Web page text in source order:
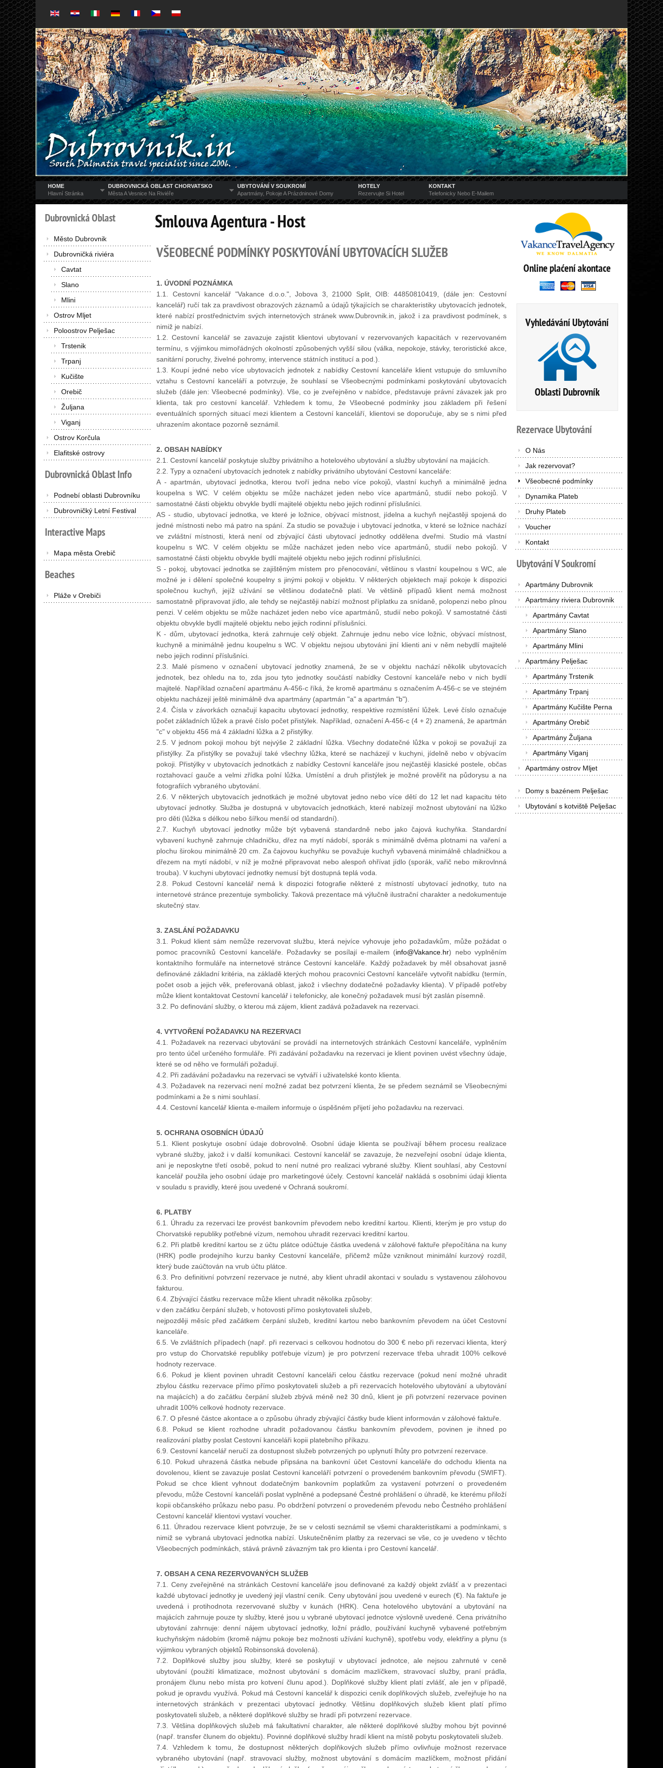
HOME
Hlavní Stránka
DUBROVNICKÁ OBLAST CHORVATSKO
Města A Vesnice Na Riviéře
UBYTOVÁNÍ V SOUKROMÍ
Apartmány, Pokoje A Prázdninové Domy
HOTELY
Rezervujte Si Hotel
KONTAKT
Telefonicky Nebo E-Mailem
DubrovnickáOblast
Město Dubrovnik
Dubrovničká riviéra
Cavtat
Slano
Mlini
Ostrov Mljet
Poloostrov Pelješac
Trstenik
Trpanj
Kučište
Orebič
Žuljana
Viganj
Ostrov Korčula
Elafitské ostrovy
DubrovnickáOblastInfo
Podnebí oblasti Dubrovníku
Dubrovničký Letní Festival
InteractiveMaps
Mapa města Orebič
Beaches
Pláže v Orebiči
Smlouva Agentura - Host
VŠEOBECNÉ PODMÍNKY POSKYTOVÁNÍ UBYTOVACÍCH SLUŽEB
1. ÚVODNÍ POZNÁMKA
1.1. Cestovní kancelář "Vakance d.o.o.", Jobova 3, 21000 Split, OIB: 44850810419, (dále jen: Cestovní
kancelář) ručí tak za pravdivost obrazových záznamů a údajů týkajících se charakteristiky ubytovacích jednotek,
které nabízí prostřednictvím svých internetových stránek www.Dubrovnik.in, jakož i za pravdivost podmínek, s
nimiž je nabízí.
1.2. Cestovní kancelář se zavazuje zajistit klientovi ubytovaní v rezervovaných kapacitách v rezervovaném
termínu, s výjimkou mimořádných okolností způsobených vyšší silou (válka, nepokoje, stávky, teroristické akce,
sanitární poruchy, živelné pohromy, intervence státních institucí a pod.).
1.3. Koupí jedné nebo více ubytovacích jednotek z nabídky Cestovní kanceláře klient vstupuje do smluvního
vztahu s Cestovní kanceláří a potvrzuje, že souhlasí se Všeobecnými podmínkami poskytování ubytovacích
služeb (dále jen: Všeobecné podmínky). Vše, co je zveřejněno v nabídce, představuje právní závazek jak pro
klienta, tak pro cestovní kancelář. Vzhledem k tomu, že Všeobecné podmínky jsou základem při řešení
eventuálních sporných situací mezi klientem a Cestovní kanceláří, klientovi se doporučuje, aby se s nimi před
uhrazením akontace pozorně seznámil.
2. OBSAH NABÍDKY
2.1. Cestovní kancelář poskytuje služby privátního a hotelového ubytování a služby ubytování na majácích.
2.2. Typy a označení ubytovacích jednotek z nabídky privátního ubytování Cestovní kanceláře:
A - apartmán, ubytovací jednotka, kterou tvoří jedna nebo více pokojů, vlastní kuchyň a minimálně jedna
koupelna s WC. V celém objektu se může nacházet jeden nebo více apartmánů, studií nebo pokojů. V
samostatné části objektu obvykle bydlí majitelé objektu nebo jejich rodinní příslušníci.
AS - studio, ubytovací jednotka, ve které je ložnice, obývací místnost, jídelna a kuchyň nejčastěji spojená do
jedné místnosti nebo má patro na spání. Za studio se považuje i ubytovací jednotka, v které se ložnice nachází
ve zvláštní místnosti, která není od zbývající části ubytovací jednotky oddělena dveřmi. Studio má vlastní
koupelnu s WC. V celém objektu se může nacházet jeden nebo více apartmánů, studií nebo pokojů. V
samostatné části objektu obvykle bydlí majitelé objektu nebo jejich rodinní příslušníci.
S - pokoj, ubytovací jednotka se zajištěným místem pro přenocování, většinou s vlastní koupelnou s WC, ale
možné je i dělení společné koupelny s jinými pokoji v objektu. V některých objektech mají pokoje k dispozici
společnou kuchyň, jejíž užívání se většinou dodatečně platí. Ve většině případů klient nemá možnost
samostatně připravovat jídlo, ale tehdy se nejčastěji nabízí možnost příplatku za snídaně, polopenzi nebo plnou
penzi. V celém objektu se může nacházet jeden nebo více apartmánů, studií nebo pokojů. V samostatné části
objektu obvykle bydlí majitelé objektu nebo jejich rodinní příslušníci.
K - dům, ubytovací jednotka, která zahrnuje celý objekt. Zahrnuje jednu nebo více ložnic, obývací místnost,
kuchyně a minimálně jednu koupelnu s WC. V objektu nejsou ubytováni jiní klienti ani v něm nebydlí majitelé
nebo jejich rodinní příslušníci.
2.3. Malé písmeno v označení ubytovací jednotky znamená, že se v objektu nachází několik ubytovacích
jednotek, bez ohledu na to, zda jsou tyto jednotky součástí nabídky Cestovní kanceláře nebo v nich bydlí
majitelé. Například označení apartmánu A-456-c říká, že kromě apartmánu s označením A-456-c se ve stejném
objektu nacházejí ještě minimálně dva apartmány (apartmán "a" a apartmán "b").
2.4. Čísla v závorkách označují kapacitu ubytovací jednotky, respektive rozmístění lůžek. Levé číslo označuje
počet základních lůžek a pravé číslo počet přistýlek. Například, označení A-456-c (4 + 2) znamená, že apartmán
"c" v objektu 456 má 4 základní lůžka a 2 přistýlky.
2.5. V jednom pokoji mohou být nejvýše 2 základní lůžka. Všechny dodatečné lůžka v pokoji se považují za
přistýlky. Za přistýlky se považují také všechny lůžka, které se nacházejí v kuchyni, jídelně nebo v obývacím
pokoji. Přistýlky v ubytovacích jednotkách z nabídky Cestovní kanceláře jsou nejčastěji klasické postele, občas
roztahovací gauče a velmi zřídka polní lůžka. Umístění a druh přistýlek je možné prověřit na půdorysu a na
fotografiích vybraného ubytování.
2.6. V některých ubytovacích jednotkách je možné ubytovat jedno nebo více dětí do 12 let nad kapacitu této
ubytovací jednotky. Služba je dostupná v ubytovacích jednotkách, které nabízejí možnost ubytování na lůžko
pro děti (lůžka s délkou nebo šířkou menší od standardní).
2.7. Kuchyň ubytovací jednotky může být vybavená standardně nebo jako čajová kuchyňka. Standardní
vybavení kuchyně zahrnuje chladničku, dřez na mytí nádobí, sporák s minimálně dvěma plotnami na vaření a
plochu širokou minimálně 20 cm. Za čajovou kuchyňku se považuje kuchyň vybavená minimálně chladničkou a
dřezem na mytí nádobí, v níž je možné připravovat nebo alespoň ohřívat jídlo (sporák, vařič nebo mikrovlnná
trouba). V kuchyni ubytovací jednotky nemusí být dostupná teplá voda.
2.8. Pokud Cestovní kancelář nemá k dispozici fotografie některé z místností ubytovací jednotky, tuto na
internetové stránce prezentuje symbolicky. Taková prezentace má výlučně ilustrační charakter a nedokumentuje
skutečný stav.
3. ZASLÁNÍ POŽADAVKU
3.1. Pokud klient sám nemůže rezervovat službu, která nejvíce vyhovuje jeho požadavkům, může požádat o
pomoc pracovníků Cestovní kanceláře. Požadavky se posílají e-mailem (info@Vakance.hr) nebo vyplněním
kontaktního formuláře na internetové stránce Cestovní kanceláře. Každý požadavek by měl obsahovat jasně
definováné základní kritéria, na základě kterých mohou pracovníci Cestovní kanceláře vytvořit nabídku (termín,
počet osob a jejich věk, preferovaná oblast, jakož i všechny dodatečné požadavky klienta). V případě potřeby
může klient kontaktovat Cestovní kancelář i telefonicky, ale konečný požadavek musí být zaslán písemně.
3.2. Po definování služby, o kterou má zájem, klient zadává požadavek na rezervaci.
4. VYTVOŘENÍ POŽADAVKU NA REZERVACI
4.1. Požadavek na rezervaci ubytování se provádí na internetových stránkách Cestovní kanceláře, vyplněním
pro tento účel určeného formuláře. Při zadávání požadavku na rezervaci je klient povinen uvést všechny údaje,
které se od něho ve formuláři požadují.
4.2. Při zadávání požadavku na rezervaci se vytváří i uživatelské konto klienta.
4.3. Požadavek na rezervaci není možné zadat bez potvrzení klienta, že se předem seznámil se Všeobecnými
podmínkami a že s nimi souhlasí.
4.4. Cestovní kancelář klienta e-mailem informuje o úspěšném přijetí jeho požadavku na rezervaci.
5. OCHRANA OSOBNÍCH ÚDAJŮ
5.1. Klient poskytuje osobní údaje dobrovolně. Osobní údaje klienta se používají během procesu realizace
vybrané služby, jakož i v další komunikaci. Cestovní kancelář se zavazuje, že nezveřejní osobní údaje klienta,
ani je neposkytne třetí osobě, pokud to není nutné pro realizaci vybrané služby. Klient souhlasí, aby Cestovní
kancelář použila jeho osobní údaje pro marketingové účely. Cestovní kancelář nakládá s osobními údaji klienta
v souladu s pravidly, které jsou uvedené v Ochraná soukromí.
6. PLATBY
6.1. Úhradu za rezervaci lze provést bankovním převodem nebo kreditní kartou. Klienti, kterým je pro vstup do
Chorvatské republiky potřebné vízum, nemohou uhradit rezervaci kreditní kartou.
6.2. Při platbě kreditní kartou se z účtu plátce odúčtuje částka uvedená v zálohové faktuře přepočítána na kuny
(HRK) podle prodejního kurzu banky Cestovní kanceláře, přičemž může vzniknout minimální kurzový rozdíl,
který bude zaúčtován na vrub účtu plátce.
6.3. Pro definitivní potvrzení rezervace je nutné, aby klient uhradil akontaci v souladu s vystavenou zálohovou
fakturou.
6.4. Zbývající částku rezervace může klient uhradit několika způsoby:
v den začátku čerpání služeb, v hotovosti přímo poskytovateli služeb,
nejpozději měsíc před začátkem čerpání služeb, kreditní kartou nebo bankovním převodem na účet Cestovní
kanceláře.
6.5. Ve zvláštních případech (např. při rezervaci s celkovou hodnotou do 300 € nebo při rezervaci klienta, který
pro vstup do Chorvatské republiky potřebuje vízum) je pro potvrzení rezervace třeba uhradit 100% celkové
hodnoty rezervace.
6.6. Pokud je klient povinen uhradit Cestovní kanceláři celou částku rezervace (pokud není možné uhradit
zbylou částku rezervace přímo přímo poskytovateli služeb a při rezervacích hotelového ubytování a ubytování
na majácích) a do začátku čerpání služeb zbývá méně než 30 dnů, klient je při potvrzení rezervace povinen
uhradit 100% celkové hodnoty rezervace.
6.7. O přesné částce akontace a o způsobu úhrady zbývající částky bude klient informován v zálohové faktuře.
6.8. Pokud se klient rozhodne uhradit požadovanou částku bankovním převodem, povinen je ihned po
realizování platby poslat Cestovní kanceláři kopii platebního příkazu.
6.9. Cestovní kancelář neručí za dostupnost služeb potvrzených po uplynutí lhůty pro potvrzení rezervace.
6.10. Pokud uhrazená částka nebude připsána na bankovní účet Cestovní kanceláře do odchodu klienta na
dovolenou, klient se zavazuje poslat Cestovní kanceláří potvrzení o provedeném bankovním převodu (SWIFT).
Pokud se chce klient vyhnout dodatečným bankovním poplatkům za vystavení potvrzení o provedeném
převodu, může Cestovní kanceláři poslat vyplněné a podepsané Čestné prohlášení o úhradě, ke kterému přiloží
kopii občanského průkazu nebo pasu. Po obdržení potvrzení o provedeném převodu nebo Čestného prohlášení
Cestovní kancelář klientovi vystaví voucher.
6.11. Úhradou rezervace klient potvrzuje, že se v celosti seznámil se všemi charakteristikami a podmínkami, s
nimiž se vybraná ubytovací jednotka nabízí. Uskutečněním platby za rezervaci se vše, co je uvedeno v těchto
Všeobecných podmínkách, stává právně závazným tak pro klienta i pro Cestovní kancelář.
7. OBSAH A CENA REZERVOVANÝCH SLUŽEB
7.1. Ceny zveřejněné na stránkách Cestovní kanceláře jsou definované za každý objekt zvlášť a v prezentaci
každé ubytovací jednotky je uvedený její vlastní ceník. Ceny ubytování jsou uvedené v eurech (€). Na faktuře je
uvedená i protihodnota rezervované služby v kunách (HRK). Cena hotelového ubytování a ubytování na
majácích zahrnuje pouze ty služby, které jsou u vybrané ubytovací jednotce výslovně uvedené. Cena privátního
ubytování zahrnuje: denní nájem ubytovací jednotky, ložní prádlo, používání kuchyně vybavené potřebným
kuchyňským nádobím (kromě nájmu pokoje bez možnosti užívání kuchyně), spotřebu vody, elektřiny a plynu (s
výjimkou vybraných objektů Robinsonská dovolená).
7.2. Doplňkové služby jsou služby, které se poskytují v ubytovací jednotce, ale nejsou zahrnuté v ceně
ubytování (použití klimatizace, možnost ubytování s domácím mazlíčkem, stravovací služby, praní prádla,
pronájem člunu nebo místa pro kotvení člunu apod.). Doplňkové služby klient platí zvlášť, ale jen v případě,
pokud je opravdu využívá. Pokud má Cestovní kancelář k dispozici ceník doplňkových služeb, zveřejňuje ho na
internetových stránkách v prezentaci ubytovací jednotky. Většinu doplňkových služeb klient platí přímo
poskytovateli služeb, a některé doplňkové služby se hradí při potvrzení rezervace.
7.3. Většina doplňkových služeb má fakultativní charakter, ale některé doplňkové služby mohou být povinné
(např. transfer člunem do objektu). Povinné doplňkové služby hradí klient na místě pobytu poskytovateli služeb.
7.4. Vzhledem k tomu, že dostupnost některých doplňkových služeb přímo ovlivňuje možnost rezervace
vybraného ubytování (např. stravovací služby, možnost ubytování s domácím mazlíčkem, možnost přidání
Online plaćení akontace
Vyhledávání Ubytování
Oblasti Dubrovník
RezervaceUbytování
O Nás
Jak rezervovat?
Všeobecné podmínky
Dynamika Plateb
Druhy Plateb
Voucher
Kontakt
UbytováníVSoukromí
Apartmány Dubrovnik
Apartmány riviera Dubrovnik
Apartmány Cavtat
Apartmány Slano
Apartmány Mlini
Apartmány Pelješac
Apartmány Trstenik
Apartmány Trpanj
Apartmány Kučište Perna
Apartmány Orebič
Apartmány Žuljana
Apartmány Viganj
Apartmány ostrov Mljet
Domy s bazénem Pelješac
Ubytování s kotviště Pelješac